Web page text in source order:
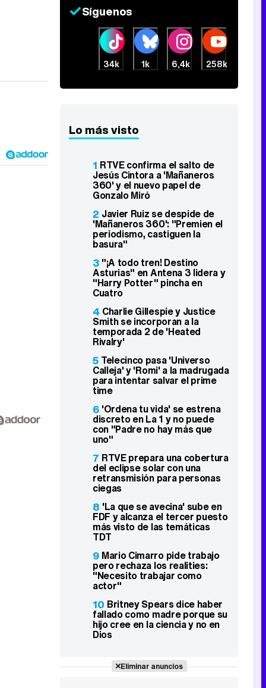
Síguenos
34k 1k 6,4k 258k
Lo más visto
1 RTVE confirma el salto de
Jesús Cintora a 'Mañaneros
360' y el nuevo papel de
Gonzalo Miró
2 Javier Ruiz se despide de
'Mañaneros 360': "Premien el
periodismo, castiguen la
basura"
3 "¡A todo tren! Destino
Asturias" en Antena 3 lidera y
"Harry Potter" pincha en
Cuatro
4 Charlie Gillespie y Justice
Smith se incorporan a la
temporada 2 de 'Heated
Rivalry'
5 Telecinco pasa 'Universo
Calleja' y 'Romi' a la madrugada
para intentar salvar el prime
time
6 'Ordena tu vida' se estrena
discreto en La 1 y no puede
con "Padre no hay más que
uno"
7 RTVE prepara una cobertura
del eclipse solar con una
retransmisión para personas
ciegas
8 'La que se avecina' sube en
FDF y alcanza el tercer puesto
más visto de las temáticas
TDT
9 Mario Cimarro pide trabajo
pero rechaza los realities:
"Necesito trabajar como
actor"
10 Britney Spears dice haber
fallado como madre porque su
hijo cree en la ciencia y no en
Dios
Eliminar anuncios